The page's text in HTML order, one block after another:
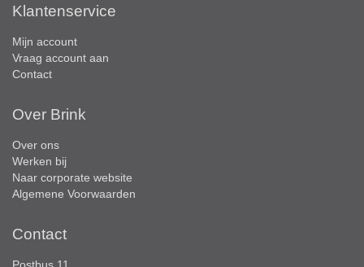
Klantenservice
Mijn account
Vraag account aan
Contact
Over Brink
Over ons
Werken bij
Naar corporate website
Algemene Voorwaarden
Contact